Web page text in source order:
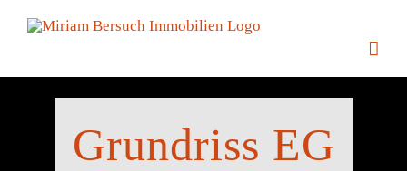
Inhalt
Grundriss EG